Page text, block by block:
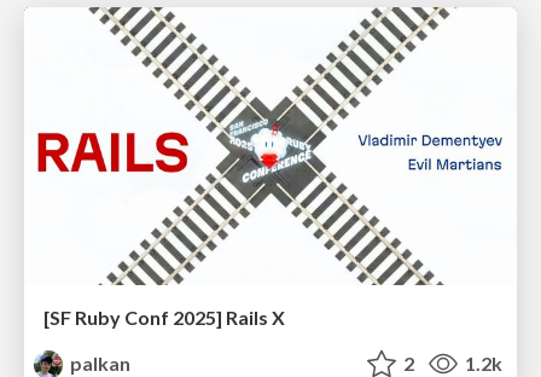
[SF Ruby Conf 2025] Rails X
palkan
2 1.2k